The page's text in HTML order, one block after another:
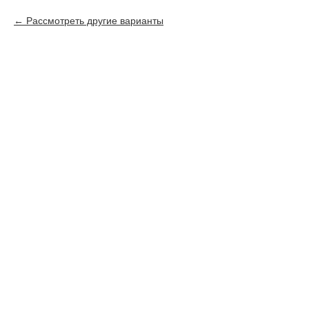
Рассмотреть другие варианты